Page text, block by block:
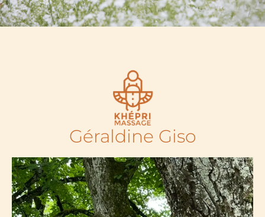
Géraldine Giso